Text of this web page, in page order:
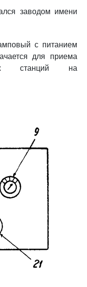
заводом имени
с питанием
для приема
станций на